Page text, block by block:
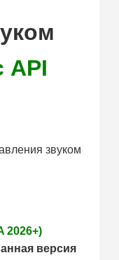
API
звуком
2026+)
версия